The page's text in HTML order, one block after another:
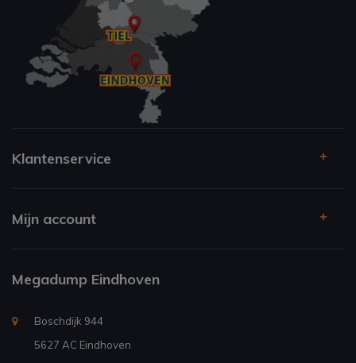
Klantenservice
Mijn account
Megadump Eindhoven
Boschdijk 944
5627 AC Eindhoven